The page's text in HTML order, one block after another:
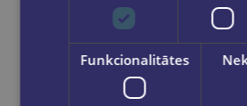
Funkcionalitātes